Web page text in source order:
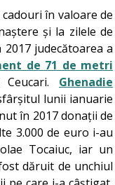
în valoare de
și la zilele de
judecătoarea a
de 71 de metri
Ghenadie
lunii ianuarie
în 2017 donații de
3.000 de euro i-au
Tocaiuc, iar un
dăruit de unchiul